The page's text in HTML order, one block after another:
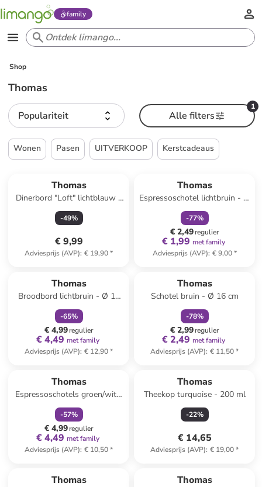
family
Shop
Thomas
Populariteit
1
Alle filters
Wonen Pasen UITVERKOOP Kerstcadeaus
Thomas
Dinerbord "Loft" lichtblauw -
Ø 28 cm
-49%
€ 9,99
Adviesprijs (AVP): € 19,90*
Thomas
Espressoschotel lichtbruin - Ø
12 cm
-77%
€ 2,49regulier
€ 1,99 met family
Adviesprijs (AVP): € 9,00*
Thomas
Broodbord lichtbruin - Ø 16
cm
-65%
€ 4,99regulier
€ 4,49 met family
Adviesprijs (AVP): € 12,90*
Thomas
Schotel bruin - Ø 16 cm
-78%
€ 2,99regulier
€ 2,49 met family
Adviesprijs (AVP): € 11,50*
Thomas
Espressoschotels groen/wit -
Ø 12 cm
-57%
€ 4,99regulier
€ 4,49 met family
Adviesprijs (AVP): € 10,50*
Thomas
Theekop turquoise - 200 ml
-22%
€ 14,65
Adviesprijs (AVP): € 19,00*
Thomas Thomas